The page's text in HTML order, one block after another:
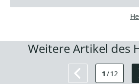
Weitere Artikel des
1 /12